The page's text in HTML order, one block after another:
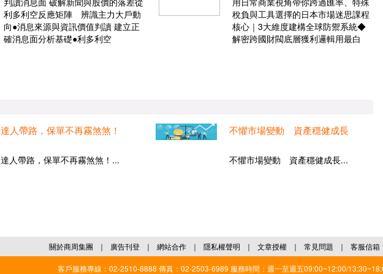
利多利空反應矩陣 辨識主力大戶動
向●消息來源與資訊價值判讀 建立正
確消息面分析基礎●利多利空
稅負與工具選擇的日本市場迷思課程
核心｜3大維度建構全球防禦系統◆
解密跨國財閥底層獲利邏輯用最白
達人帶路，保單不再霧煞煞！
達人帶路，保單不再霧煞煞！...
不懼市場變動 資產穩健成長
不懼市場變動 資產穩健成長...
關於商周集團 ｜ 廣告刊登 ｜ 網站合作 ｜ 隱私權聲明 ｜ 文章授權 ｜ 常見問題 ｜ 客服信箱
客戶服務專線：02-2510-8888 傳真：02-2503-6989 服務時間：週一至週五09:00~12:00/